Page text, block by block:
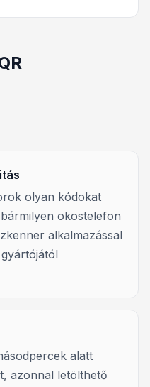
olyan kódokat
okostelefon
alkalmazással
alatt
azonnal letölthető